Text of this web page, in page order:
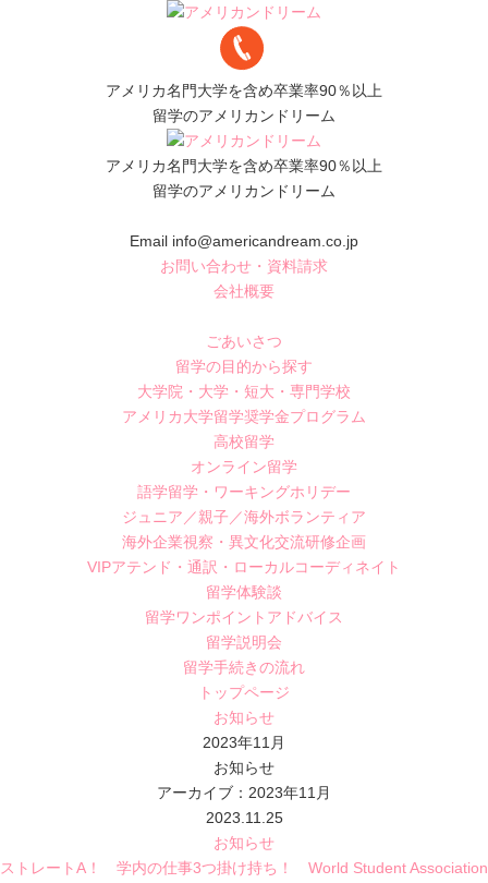
アメリカ名門大学を含め卒業率90％以上
留学のアメリカンドリーム
アメリカ名門大学を含め卒業率90％以上
留学のアメリカンドリーム
Email info@americandream.co.jp
お問い合わせ・資料請求
会社概要
ごあいさつ
留学の目的から探す
大学院・大学・短大・専門学校
アメリカ大学留学奨学金プログラム
高校留学
オンライン留学
語学留学・ワーキングホリデー
ジュニア／親子／海外ボランティア
海外企業視察・異文化交流研修企画
VIPアテンド・通訳・ローカルコーディネイト
留学体験談
留学ワンポイントアドバイス
留学説明会
留学手続きの流れ
トップページ
お知らせ
2023年11月
お知らせ
アーカイブ：2023年11月
2023.11.25
お知らせ
ストレートA！ 学内の仕事3つ掛け持ち！ World Student Association